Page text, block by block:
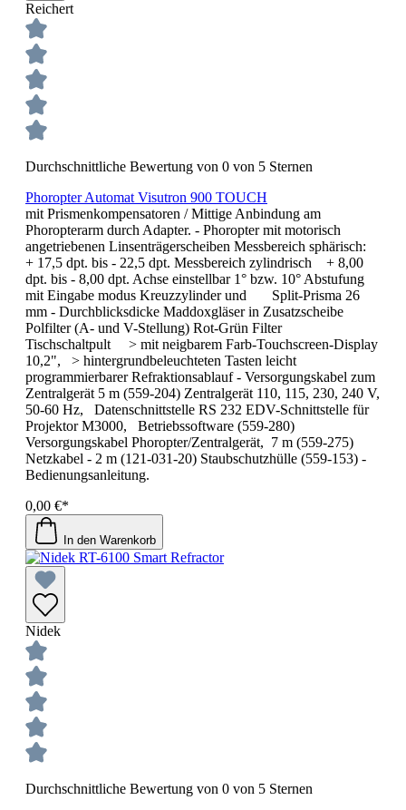
Reichert
Durchschnittliche Bewertung von 0 von 5 Sternen
Phoropter Automat Visutron 900 TOUCH
mit Prismenkompensatoren / Mittige Anbindung am
Phoropterarm durch Adapter. - Phoropter mit motorisch
angetriebenen Linsenträgerscheiben Messbereich sphärisch:
+ 17,5 dpt. bis - 22,5 dpt. Messbereich zylindrisch + 8,00
dpt. bis - 8,00 dpt. Achse einstellbar 1° bzw. 10° Abstufung
mit Eingabe modus Kreuzzylinder und Split-Prisma 26
mm - Durchblicksdicke Maddoxgläser in Zusatzscheibe
Polfilter (A- und V-Stellung) Rot-Grün Filter
Tischschaltpult > mit neigbarem Farb-Touchscreen-Display
10,2", > hintergrundbeleuchteten Tasten leicht
programmierbarer Refraktionsablauf - Versorgungskabel zum
Zentralgerät 5 m (559-204) Zentralgerät 110, 115, 230, 240 V,
50-60 Hz, Datenschnittstelle RS 232 EDV-Schnittstelle für
Projektor M3000, Betriebssoftware (559-280)
Versorgungskabel Phoropter/Zentralgerät, 7 m (559-275)
Netzkabel - 2 m (121-031-20) Staubschutzhülle (559-153) -
Bedienungsanleitung.
0,00 €*
In den Warenkorb
Nidek
Durchschnittliche Bewertung von 0 von 5 Sternen